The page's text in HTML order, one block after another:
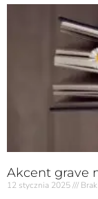
Akcent grave
12 stycznia 2025